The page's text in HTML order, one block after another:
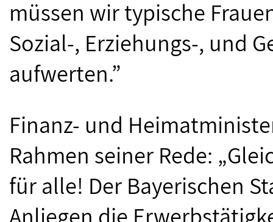
müssen wir typische
Sozial-, Erziehungs-, und
aufwerten.”
Finanz- und
Rahmen seiner Rede:
für alle! Der Bayerischen